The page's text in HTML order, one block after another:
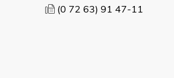
(0 72 63) 91 47-11